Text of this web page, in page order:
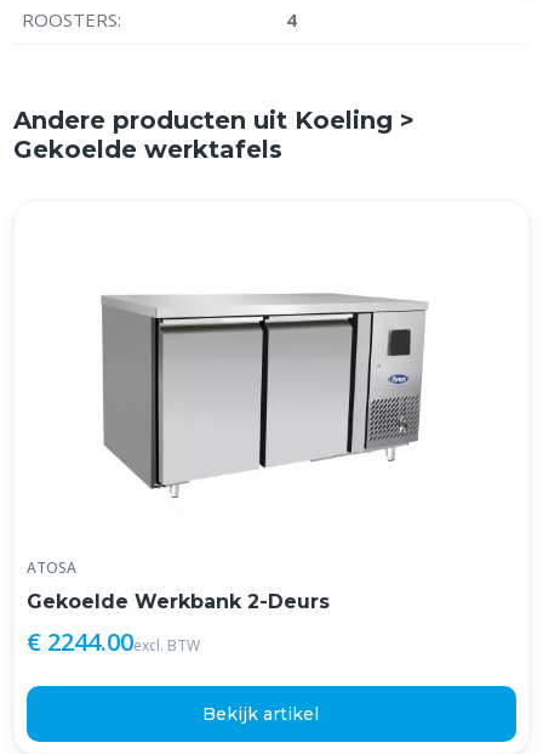
ROOSTERS: 4
Andere producten uit Koeling >
Gekoelde werktafels
ATOSA
Gekoelde Werkbank 2-Deurs
€ 2244.00excl. BTW
Bekijk artikel